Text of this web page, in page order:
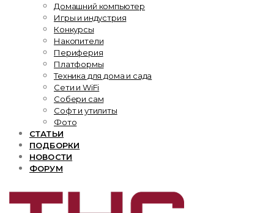
Домашний компьютер
Игры и индустрия
Конкурсы
Накопители
Периферия
Платформы
Техника для дома и сада
Сети и WiFi
Собери сам
Софт и утилиты
Фото
СТАТЬИ
ПОДБОРКИ
НОВОСТИ
ФОРУМ